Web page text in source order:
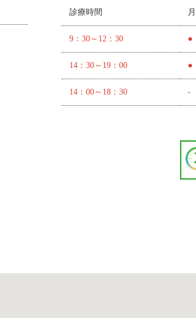
診療時間 月
9：30～12：30 ●
14：30～19：00 ●
14：00～18：30 -